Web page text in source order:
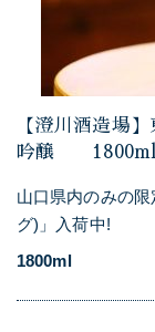
【澄川酒造場
吟醸 1800ml
山口県内のみの
グ)」入荷中!
1800ml